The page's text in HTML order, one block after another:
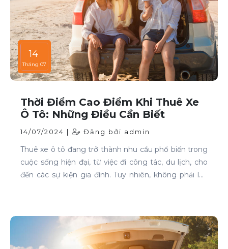
14
Tháng 07
Thời Điểm Cao Điểm Khi Thuê Xe
Ô Tô: Những Điều Cần Biết
14/07/2024 | Đăng bởi admin
Thuê xe ô tô đang trở thành nhu cầu phổ biến trong
cuộc sống hiện đại, từ việc đi công tác, du lịch, cho
đến các sự kiện gia đình. Tuy nhiên, không phải lúc
cao điểm khi thuê xe ô tô và những lưu ý để thuê xe
một cách thông minh và tiết kiệm.